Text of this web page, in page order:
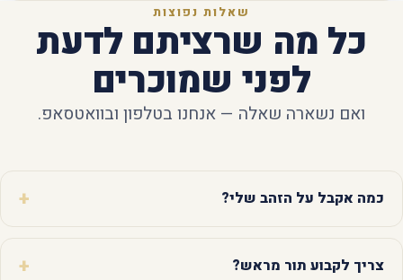
שאלות נפוצות
כל מה שרציתם לדעת
לפני שמוכרים
ואם נשארה שאלה — אנחנו בטלפון ובוואטסאפ.
כמה אקבל על הזהב שלי?
צריך לקבוע תור מראש?